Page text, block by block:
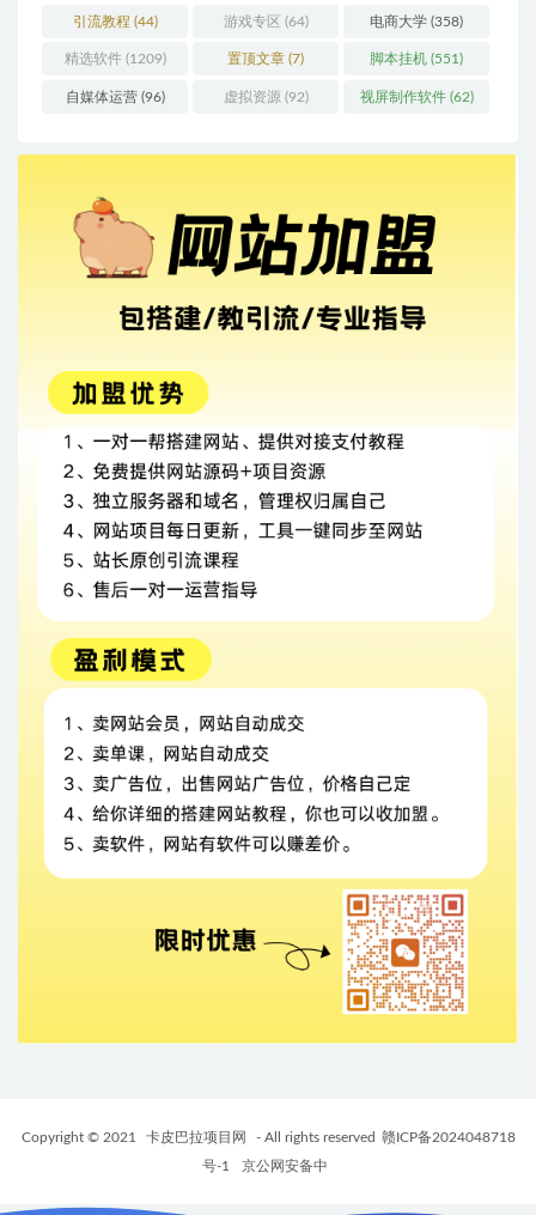
引流教程 (44) 游戏专区 (64) 电商大学 (358)
精选软件(1209) 置顶文章 (7) 脚本挂机 (551)
自媒体运营(96) 虚拟资源 (92) 视屏制作软件(62)
Copyright © 2021 卡皮巴拉项目网 - All rights reserved
赣ICP备2024048718
号-1
京公网安备中